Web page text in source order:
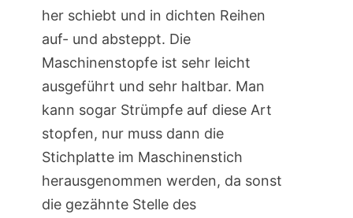
her schiebt und in dichten Reihen
auf- und absteppt. Die
Maschinenstopfe ist sehr leicht
ausgeführt und sehr haltbar. Man
kann sogar Strümpfe auf diese Art
stopfen, nur muss dann die
Stichplatte im Maschinenstich
herausgenommen werden, da sonst
die gezähnte Stelle des